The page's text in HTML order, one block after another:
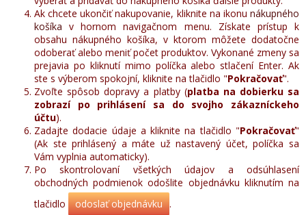
Ak chcete ukončiť nakupovanie, kliknite na ikonu nákupného
košíka v hornom navigačnom menu. Získate prístup k
obsahu nákupného košíka, v ktorom môžete dodatočne
odoberať alebo meniť počet produktov. Vykonané zmeny sa
prejavia po kliknutí mimo políčka alebo stlačení Enter. Ak
ste s výberom spokojní, kliknite na tlačidlo "Pokračovať".
Zvoľte spôsob dopravy a platby (platba na dobierku sa
zobrazí po prihlásení sa do svojho zákazníckeho
účtu).
Zadajte dodacie údaje a kliknite na tlačidlo "Pokračovať"
(Ak ste prihlásený a máte už nastavený účet, políčka sa
Vám vyplnia automaticky).
Po skontrolovaní všetkých údajov a odsúhlasení
obchodných podmienok odošlite objednávku kliknutím na
tlačidlo
odoslať objednávku .